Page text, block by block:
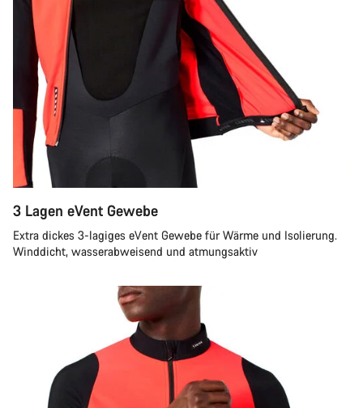
3 Lagen eVent Gewebe
Extra dickes 3-lagiges eVent Gewebe für Wärme und Isolierung.
Winddicht, wasserabweisend und atmungsaktiv